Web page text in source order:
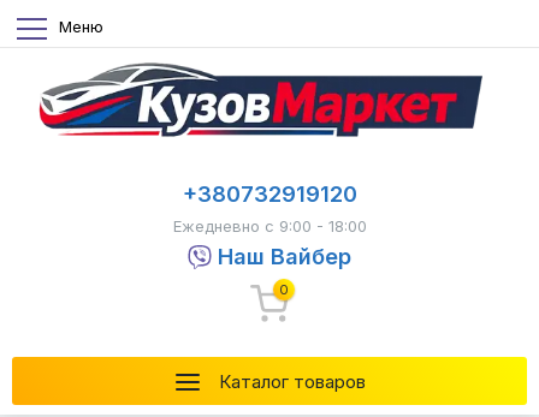
Меню
Каталог товаров
+380732919120
Ежедневно с 9:00 - 18:00
Наш Вайбер
0